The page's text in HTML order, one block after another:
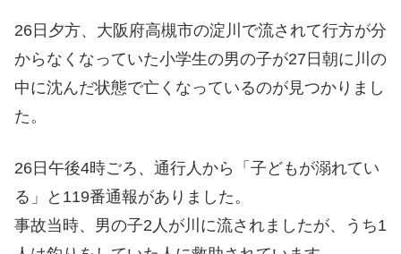
26日夕方、大阪府高槻市の淀川で流されて行方が分
からなくなっていた小学生の男の子が27日朝に川の
中に沈んだ状態で亡くなっているのが見つかりまし
た。
26日午後4時ごろ、通行人から「子どもが溺れてい
る」と119番通報がありました。
事故当時、男の子2人が川に流されましたが、うち1